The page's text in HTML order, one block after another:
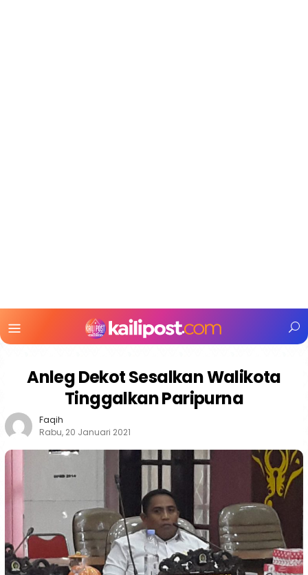
Mobile
Anleg Dekot Sesalkan Walikota
Tinggalkan Paripurna
Faqih
Rabu, 20 Januari 2021